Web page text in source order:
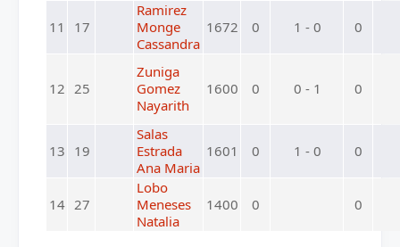
11 17
Ramirez
Monge
Cassandra
1672 0 1 - 0 0
12 25
Zuniga
Gomez
Nayarith
1600 0 0 - 1 0
13 19
Salas
Estrada
Ana Maria
1601 0 1 - 0 0
14 27
Lobo
Meneses
Natalia
1400 0 0